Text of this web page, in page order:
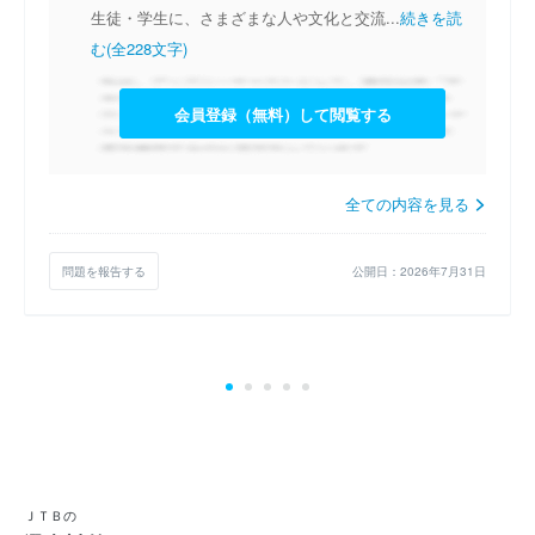
生徒・学生に、さまざまな人や文化と交流...続きを読
む(全228文字)
会員登録（無料）して閲覧する
全ての内容を見る
問題を報告する 公開日：2026年7月31日
ＪＴＢの